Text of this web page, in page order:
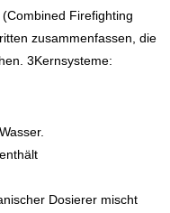
Firefighting
zusammenfassen, die
3Kernsysteme:
Dosierer mischt